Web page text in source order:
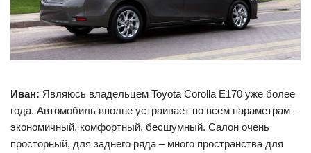
Иван: Являюсь владельцем Toyota Corolla E170 уже более
года. Автомобиль вполне устраивает по всем параметрам –
экономичный, комфортный, бесшумный. Салон очень
просторный, для заднего ряда – много пространства для